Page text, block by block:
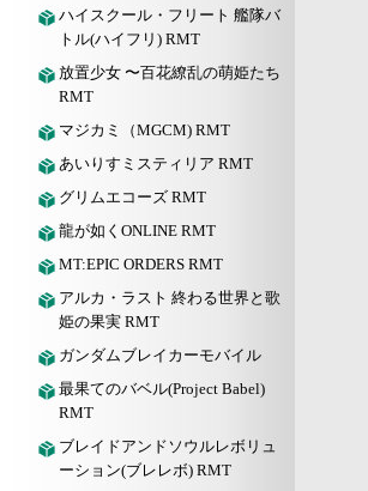
ハイスクール・フリート 艦隊バ
トル(ハイフリ) RMT
放置少女 〜百花繚乱の萌姫たち
RMT
マジカミ（MGCM) RMT
あいりすミスティリア RMT
グリムエコーズ RMT
龍が如くONLINE RMT
MT:EPIC ORDERS RMT
アルカ・ラスト 終わる世界と歌
姫の果実 RMT
ガンダムブレイカーモバイル
最果てのバベル(Project Babel)
RMT
ブレイドアンドソウルレボリュ
ーション(ブレレボ) RMT